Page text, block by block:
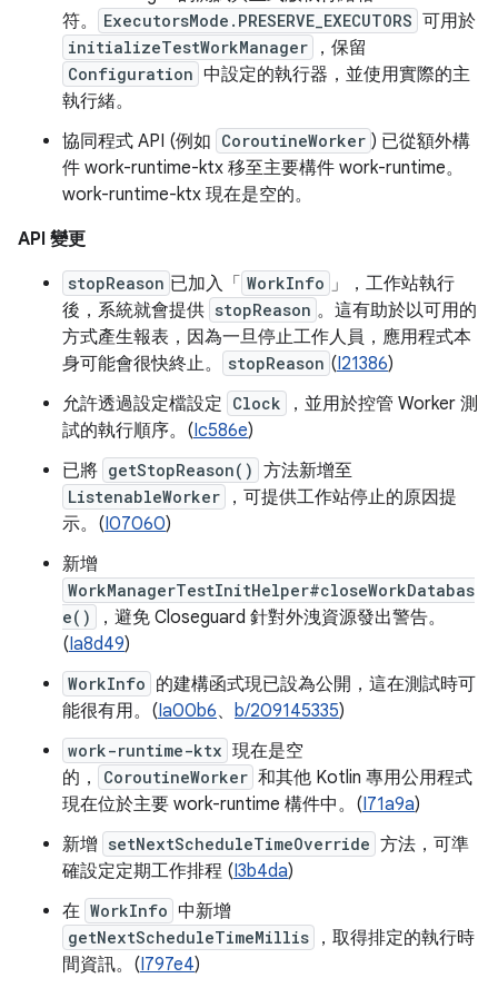
符。
ExecutorsMode.PRESERVE_EXECUTORS 可用於
initializeTestWorkManager ，保留
Configuration 中設定的執行器，並使用實際的主
執行緒。
協同程式 API (例如 CoroutineWorker ) 已從額外構
件 work-runtime-ktx 移至主要構件 work-runtime。
work-runtime-ktx 現在是空的。
API 變更
stopReason 已加入「 WorkInfo 」，工作站執行
後，系統就會提供 stopReason 。這有助於以可用的
方式產生報表，因為一旦停止工作人員，應用程式本
身可能會很快終止。
stopReason (I21386)
允許透過設定檔設定 Clock
，並用於控管 Worker 測
試的執行順序。(Ic586e)
已將 getStopReason() 方法新增至
ListenableWorker
，可提供工作站停止的原因提
示。(I07060)
新增
WorkManagerTestInitHelper#closeWorkDatabas
e()
，避免 Closeguard 針對外洩資源發出警告。
(Ia8d49)
WorkInfo 的建構函式現已設為公開，這在測試時可
能很有用。(Ia00b6、 b/209145335)
work-runtime-ktx 現在是空
的，
CoroutineWorker 和其他 Kotlin 專用公用程式
現在位於主要 work-runtime 構件中。(I71a9a)
新增 setNextScheduleTimeOverride 方法，可準
確設定定期工作排程 (I3b4da)
在 WorkInfo 中新增
getNextScheduleTimeMillis
，取得排定的執行時
間資訊。(I797e4)